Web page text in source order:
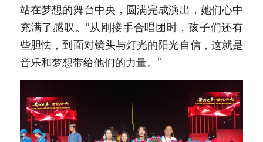
站在梦想的舞台中央，圆满完成演出，她们心中
充满了感叹。“从刚接手合唱团时，孩子们还有
些胆怯，到面对镜头与灯光的阳光自信，这就是
音乐和梦想带给他们的力量。”